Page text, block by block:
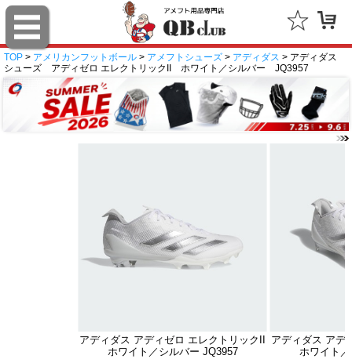
TOP > アメリカンフットボール > アメフトシューズ > アディダス > アディダス
シューズ アディゼロ エレクトリックII ホワイト／シルバー JQ3957
アディダス アディゼロ エレクトリックII
ホワイト／シルバー JQ3957
アディダス アデ
ホワイト